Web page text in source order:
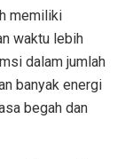
memiliki
waktu lebih
dalam jumlah
banyak energi
begah dan